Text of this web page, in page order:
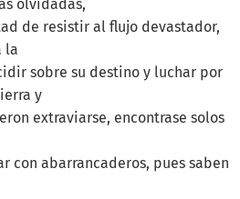
olvidadas,
de resistir al flujo devastador,
la
sobre su destino y luchar por
y
extraviarse, encontrase solos
con abarrancaderos, pues saben